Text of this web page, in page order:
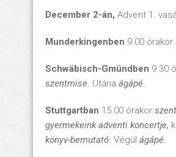
December 2-án, Advent 1.
Munderkingenben 9.00 órakor
Schwäbisch-Gmündben 9.30
szentmise. Utána ágápé.
Stuttgartban 15.00 órakor
gyermekeink adventi koncertje,
könyv-bemutató. Végül ágápé.